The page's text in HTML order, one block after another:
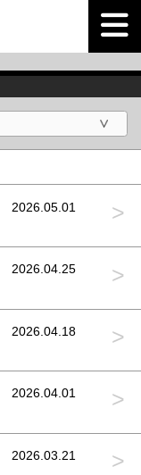
2026.05.01 >
2026.04.25 >
2026.04.18 >
2026.04.01 >
2026.03.21 >